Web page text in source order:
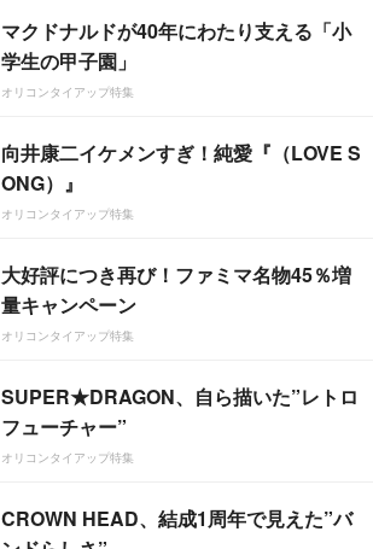
マクドナルドが40年にわたり支える「小
学生の甲子園」
オリコンタイアップ特集
向井康二イケメンすぎ！純愛『（LOVE S
ONG）』
オリコンタイアップ特集
大好評につき再び！ファミマ名物45％増
量キャンペーン
オリコンタイアップ特集
SUPER★DRAGON、自ら描いた”レトロ
フューチャー”
オリコンタイアップ特集
CROWN HEAD、結成1周年で見えた”バ